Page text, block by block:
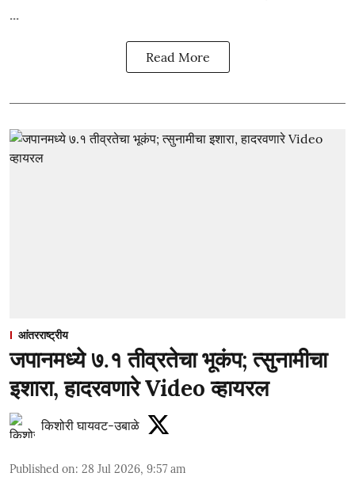
...
Read More
आंतरराष्ट्रीय
जपानमध्ये ७.१ तीव्रतेचा भूकंप; त्सुनामीचा
इशारा, हादरवणारे Video व्हायरल
किशोरी घायवट-उबाळे
Published on: 28 Jul 2026, 9:57 am